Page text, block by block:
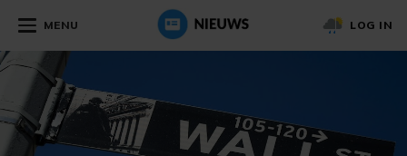
MENU LOG IN